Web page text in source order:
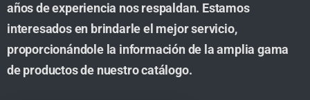
años de experiencia nos respaldan. Estamos
interesados en brindarle el mejor servicio,
proporcionándole la información de la amplia gama
de productos de nuestro catálogo.